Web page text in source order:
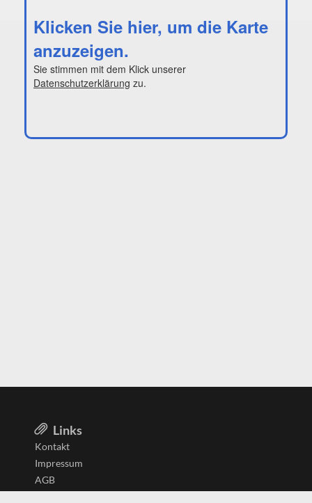
Klicken Sie hier, um die Karte
anzuzeigen.
Sie stimmen mit dem Klick unserer
Datenschutzerklärung zu.
Links
Kontakt
Impressum
AGB